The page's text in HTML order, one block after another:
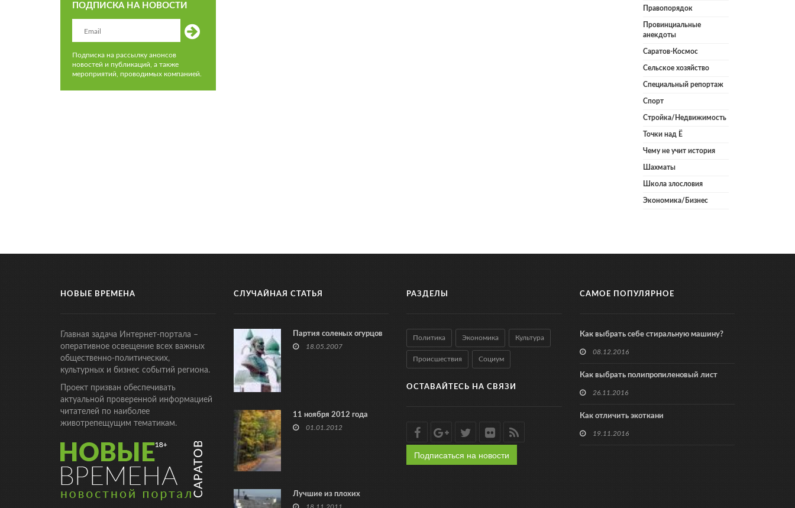
ПОДПИСКА НА НОВОСТИ
Подписка на рассылку анонсов
новостей и публикаций, а также
мероприятий, проводимых компанией.
Правопорядок
Провинциальные
анекдоты
Саратов-Космос
Сельское хозяйство
Специальный репортаж
Спорт
Стройка/Недвижимость
Точки над Ё
Чему не учит история
Шахматы
Школа злословия
Экономика/Бизнес
НОВЫЕ ВРЕМЕНА
Главная задача Интернет-портала –
оперативное освещение всех важных
общественно-политических,
культурных и бизнес событий региона.
Проект призван обеспечивать
актуальной проверенной информацией
читателей по наиболее
животрепещущим тематикам.
СЛУЧАЙНАЯ СТАТЬЯ
Партия соленых огурцов
18.05.2007
11 ноября 2012 года
01.01.2012
Лучшие из плохих
РАЗДЕЛЫ
Политика Экономика Культура
Происшествия Социум
ОСТАВАЙТЕСЬ НА СВЯЗИ
Подписаться на новости
САМОЕ ПОПУЛЯРНОЕ
Как выбрать себе стиральную машину?
08.12.2016
Как выбрать полипропиленовый лист
26.11.2016
Как отличить экоткани
19.11.2016